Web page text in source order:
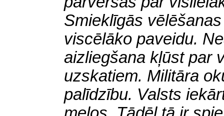
Smieklīgās
viscēlāko paveidu.
aizliegšana kļūst par
uzskatiem. Militāra
palīdzību. Valsts